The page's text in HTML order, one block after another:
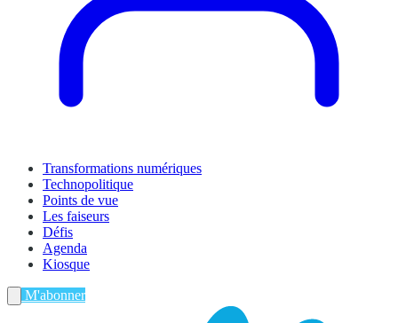
Transformations numériques
Technopolitique
Points de vue
Les faiseurs
Défis
Agenda
Kiosque
M'abonner